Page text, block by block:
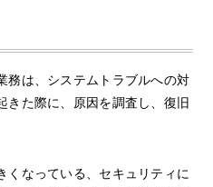
務は、システムトラブルへの対
きた際に、原因を調査し、復旧
くなっている、セキュリティに